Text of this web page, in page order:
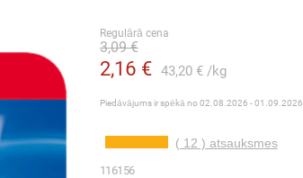
Regulārā cena
2,16 € 43,20 € kg
3,09 €
Piedāvājums ir spēkā no 02.08.2026 - 01.09.2026
( 12 ) atsauksmes
116156